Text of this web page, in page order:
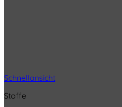
Schnellansicht
Stoffe